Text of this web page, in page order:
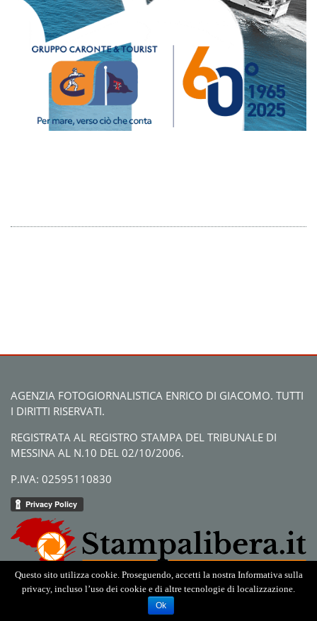
AGENZIA FOTOGIORNALISTICA ENRICO DI GIACOMO. TUTTI
I DIRITTI RISERVATI.
REGISTRATA AL REGISTRO STAMPA DEL TRIBUNALE DI
MESSINA AL N.10 DEL 02/10/2006.
P.IVA: 02595110830
Questo sito utilizza cookie. Proseguendo, accetti la nostra Informativa sulla
privacy, incluso l’uso dei cookie e di altre tecnologie di localizzazione.
Ok